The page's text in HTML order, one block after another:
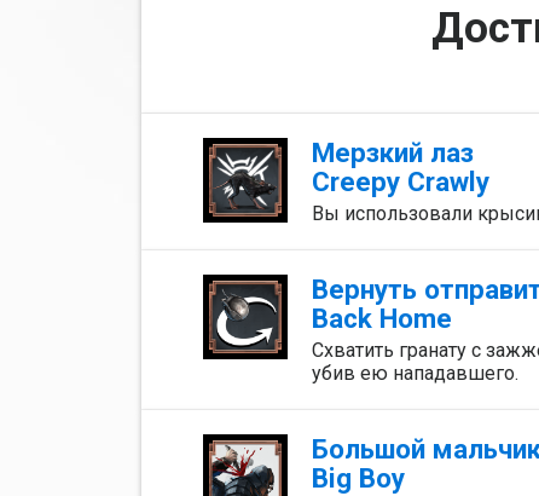
Мерзкий лаз
Creepy Crawly
Вы использовали
Вернуть
Back Home
Схватить гранату с
убив ею нападавшего.
Большой
Big Boy